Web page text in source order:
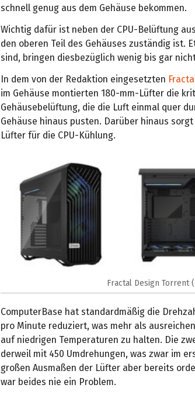
schnell genug aus dem Gehäuse bekommen.
Wichtig dafür ist neben der CPU-Belüftung
den oberen Teil des Gehäuses zuständig ist.
sind, bringen diesbezüglich wenig bis gar
In dem von der Redaktion eingesetzten
im Gehäuse montierten 180-mm-Lüfter die
Gehäusebelüftung, die die Luft einmal quer
Gehäuse hinaus pusten. Darüber hinaus
Lüfter für die CPU-Kühlung.
Fractal Design Torrent
ComputerBase hat standardmäßig die
pro Minute reduziert, was mehr als
auf niedrigen Temperaturen zu halten. Die
derweil mit 450 Umdrehungen, was zwar im
großen Ausmaßen der Lüfter aber bereits
war beides nie ein Problem.